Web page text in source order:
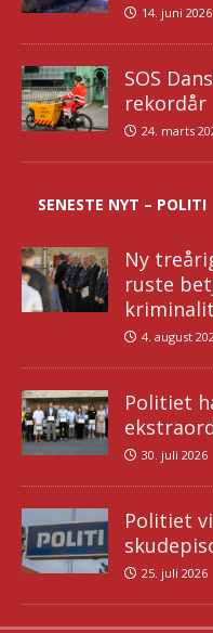
14. juni 2026
SOS
rekordår
24. marts
SENESTE NYT – POLITI
Ny
ruste
4. august
Politiet
30. juli 2026
Politiet
25. juli 2026